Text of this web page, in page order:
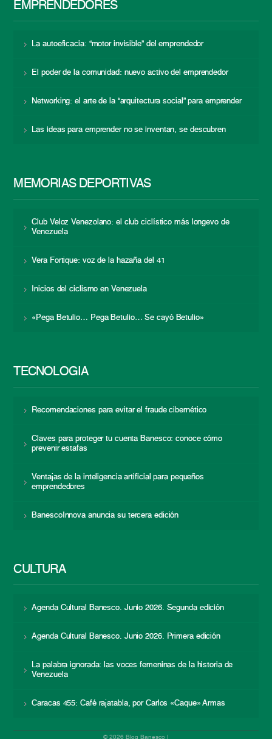
EMPRENDEDORES
La autoeficacia: “motor invisible” del emprendedor
El poder de la comunidad: nuevo activo del emprendedor
Networking: el arte de la “arquitectura social” para emprender
Las ideas para emprender no se inventan, se descubren
MEMORIAS DEPORTIVAS
Club Veloz Venezolano: el club ciclístico más longevo de
Venezuela
Vera Fortique: voz de la hazaña del 41
Inicios del ciclismo en Venezuela
«Pega Betulio… Pega Betulio… Se cayó Betulio»
TECNOLOGÍA
Recomendaciones para evitar el fraude cibernético
Claves para proteger tu cuenta Banesco: conoce cómo
prevenir estafas
Ventajas de la inteligencia artificial para pequeños
emprendedores
BanescoInnova anuncia su tercera edición
CULTURA
Agenda Cultural Banesco. Junio 2026. Segunda edición
Agenda Cultural Banesco. Junio 2026. Primera edición
La palabra ignorada: las voces femeninas de la historia de
Venezuela
Caracas 455: Café rajatabla, por Carlos «Caque» Armas
© 2026 Blog Banesco |